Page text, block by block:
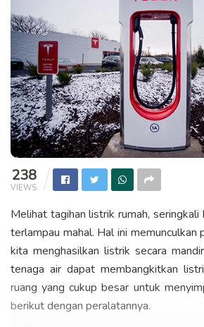
238
VIEWS
Melihat tagihan listrik rumah, seringkali
terlampau mahal. Hal ini memunculkan
kita menghasilkan listrik secara
tenaga air dapat membangkitkan
ruang yang cukup besar untuk
berikut dengan peralatannya.